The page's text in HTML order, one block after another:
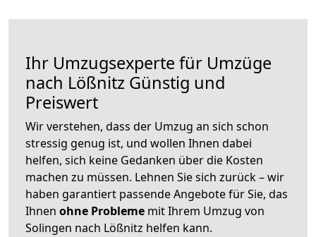
Ihr Umzugsexperte für Umzüge
nach Lößnitz Günstig und
Preiswert
Wir verstehen, dass der Umzug an sich schon
stressig genug ist, und wollen Ihnen dabei
helfen, sich keine Gedanken über die Kosten
machen zu müssen. Lehnen Sie sich zurück – wir
haben garantiert passende Angebote für Sie, das
Ihnen ohne Probleme mit Ihrem Umzug von
Solingen nach Lößnitz helfen kann.